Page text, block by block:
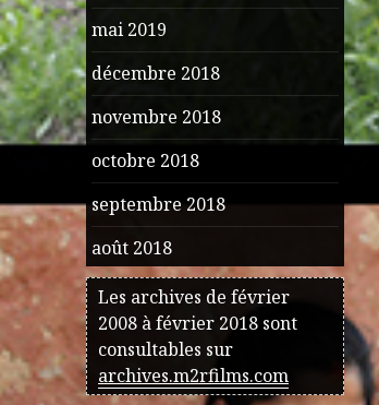
mai 2019
décembre 2018
novembre 2018
octobre 2018
septembre 2018
août 2018
Les archives de février
2008 à février 2018 sont
consultables sur
archives.m2rfilms.com